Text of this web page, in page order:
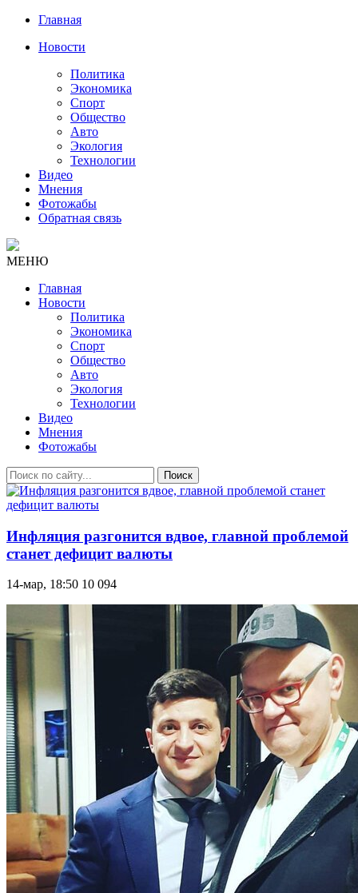
Главная
Новости
Политика
Экономика
Спорт
Общество
Авто
Экология
Технологии
Видео
Мнения
Фотожабы
Обратная связь
МЕНЮ
Главная
Новости
Политика
Экономика
Спорт
Общество
Авто
Экология
Технологии
Видео
Мнения
Фотожабы
Поиск
Инфляция разгонится вдвое, главной проблемой
станет дефицит валюты
14-мар, 18:50 10 094